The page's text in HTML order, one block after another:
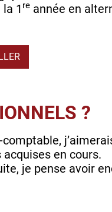
1 re année en
?
en cours.
je pense avoir